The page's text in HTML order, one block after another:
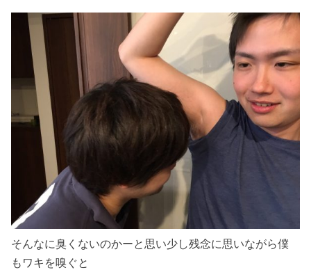
そんなに臭くないのかーと思い少し残念に思いながら僕
もワキを嗅ぐと